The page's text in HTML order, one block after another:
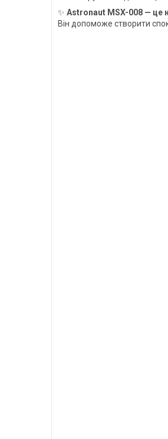
✨ Astronaut MSX-008 — це
Він допоможе створити